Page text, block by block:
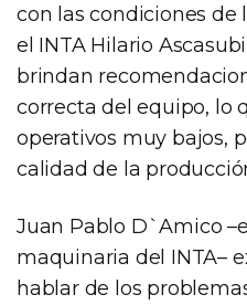
con las condiciones de
el INTA Hilario
brindan
correcta del equipo, lo
operativos muy bajos,
calidad de la
Juan Pablo D`Amico
maquinaria del INTA–
hablar de los